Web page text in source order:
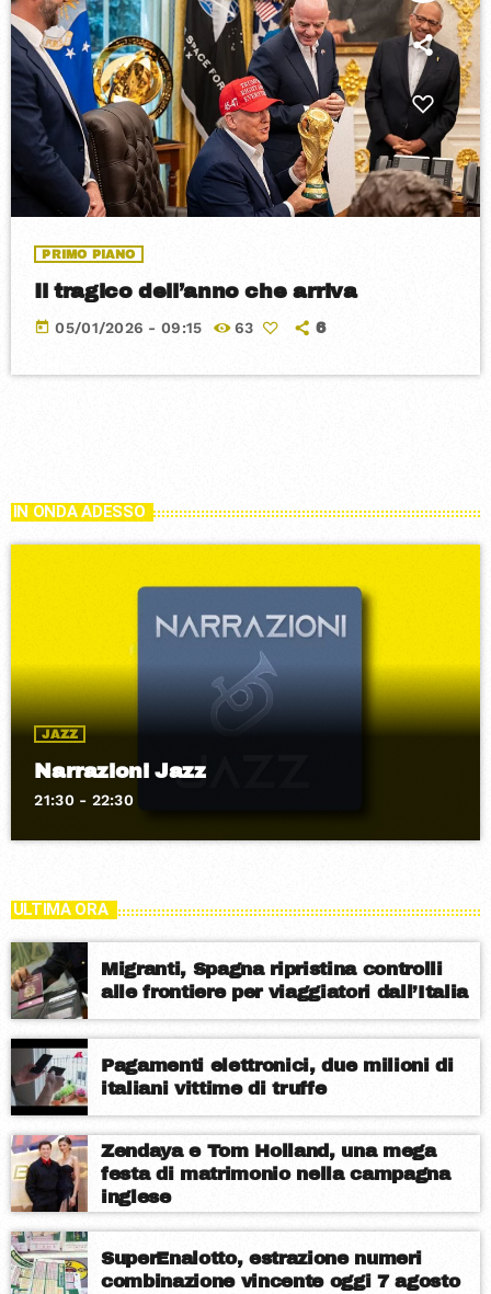
PRIMO PIANO
Il tragico dell’anno che arriva
today 05/01/2026 - 09:15 63 6
IN ONDA ADESSO
JAZZ
Narrazioni Jazz
21:30 - 22:30
ULTIMA ORA
Migranti, Spagna ripristina controlli
alle frontiere per viaggiatori dall’Italia
Pagamenti elettronici, due milioni di
italiani vittime di truffe
Zendaya e Tom Holland, una mega
festa di matrimonio nella campagna
inglese
SuperEnalotto, estrazione numeri
combinazione vincente oggi 7 agosto